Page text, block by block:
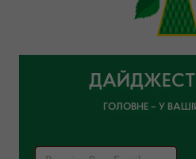
ГОЛОВНЕ – У